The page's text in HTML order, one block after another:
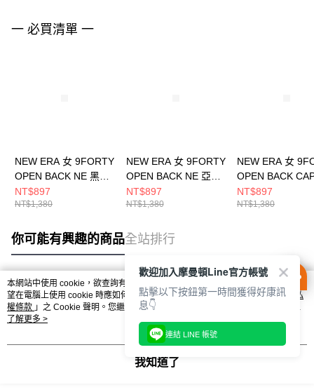
一 必買清單 一
NEW ERA 女 9FORTY
OPEN BACK NE 黑
NE60434994
NT$897
NT$1,380
NEW ERA 女 9FORTY
OPEN BACK NE 亞麻
啡 NE60435010
NT$897
NT$1,380
NEW ERA 女
OPEN BACK
NEW ERA 黑
NE60667455
NT$897
NT$1,380
你可能有興趣的商品全站排行
熱門標籤
本網站中使用 cookie，欲查詢有關本網站使用 cookie 方式之詳情，及若您不希
望在電腦上使用 cookie 時應如何變更電腦的 cookie 設定，請參閱本網站「
隱私
權條款 」之 Cookie 聲明。您繼續使用本網站即表示您同意本公司得按本網站使
用條款之 Cookie 聲明使用 cookie。
了解更多 >
我知道了
歡迎加入摩曼頓Line官方帳號
點擊以下按鈕第一時間獲得好康訊
息👇
連結 LINE 帳號